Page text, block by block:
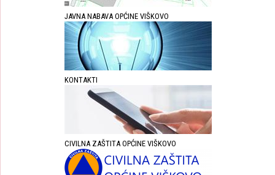
JAVNA NABAVA OPĆINE VIŠKOVO
KONTAKTI
CIVILNA ZAŠTITA OPĆINE VIŠKOVO